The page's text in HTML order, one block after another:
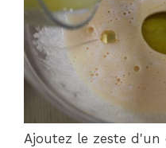
Ajoutez le zeste